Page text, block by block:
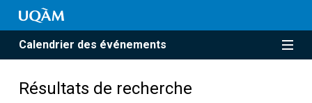
Calendrier des événements
Résultats de recherche